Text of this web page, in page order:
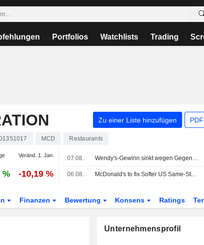
Portfolios Watchlists Trading
Zu einer Liste hinzufügen
MCD Restaurants
Veränd. 1. Jan.
% -10,19 %
07.08. Wendy's-Gewinn sinkt wegen Gegenwinds beim Kundenaufkommen; Fast-Food-Kette zieht Prognose zurück
06.08. McDonald's to fix Softer US Same-Store-Sales Trends, Oppenheimer Says
Finanzen Bewertung Konsens Ratings
Unternehmensprofil